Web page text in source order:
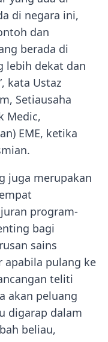
di negara ini,
dan
berada di
lebih dekat dan
kata Ustaz
Setiausaha
Medic,
EME, ketika
juga merupakan
program-
bagi
sains
apabila pulang ke
teliti
akan peluang
digarap dalam
beliau,